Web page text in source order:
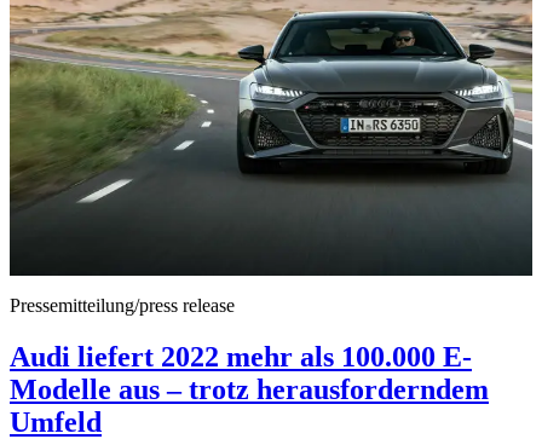
Pressemitteilung/press release
Audi liefert 2022 mehr als 100.000 E-
Modelle aus – trotz herausforderndem
Umfeld